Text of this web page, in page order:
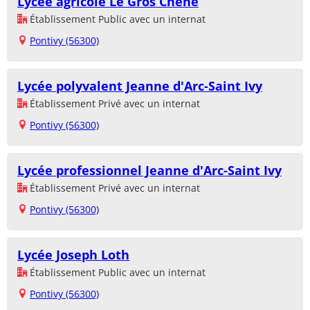
Établissement Public avec un internat
Pontivy (56300)
Lycée polyvalent Jeanne d'Arc-Saint Ivy
Établissement Privé avec un internat
Pontivy (56300)
Lycée professionnel Jeanne d'Arc-Saint Ivy
Établissement Privé avec un internat
Pontivy (56300)
Lycée Joseph Loth
Établissement Public avec un internat
Pontivy (56300)